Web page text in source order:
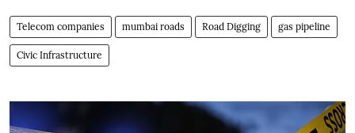
Telecom companies mumbai roads Road Digging gas pipeline
Civic Infrastructure